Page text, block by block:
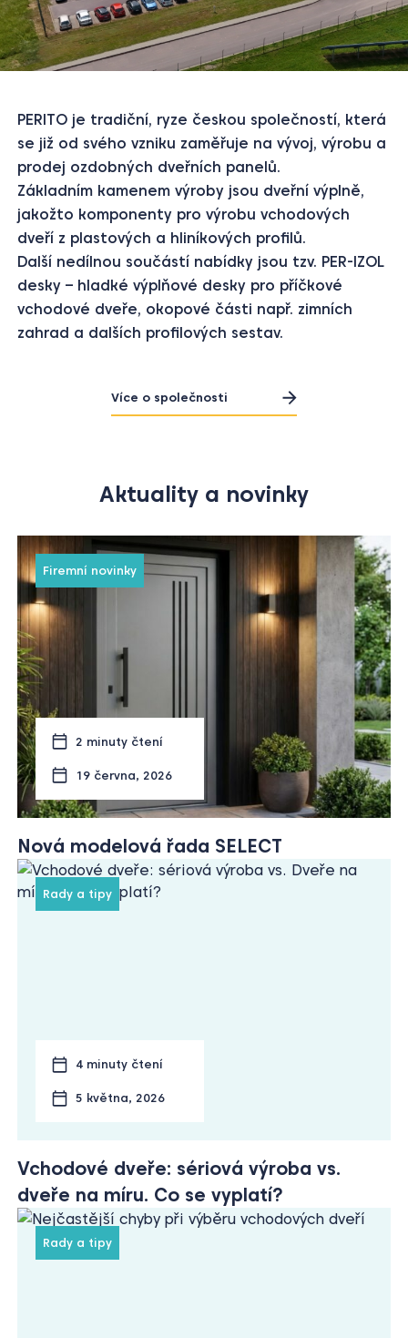
PERITO je tradiční, ryze českou společností, která
se již od svého vzniku zaměřuje na vývoj, výrobu a
prodej ozdobných dveřních panelů.
Základním kamenem výroby jsou dveřní výplně,
jakožto komponenty pro výrobu vchodových
dveří z plastových a hliníkových profilů.
Další nedílnou součástí nabídky jsou tzv. PER-IZOL
desky – hladké výplňové desky pro příčkové
vchodové dveře, okopové části např. zimních
zahrad a dalších profilových sestav.
Více o společnosti
Aktuality a novinky
Firemní novinky
2 minuty čtení
19 června, 2026
Nová modelová řada SELECT
Rady a tipy
4 minuty čtení
5 května, 2026
Vchodové dveře: sériová výroba vs.
dveře na míru. Co se vyplatí?
Rady a tipy